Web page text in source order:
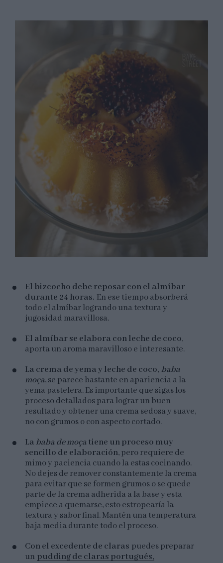
El bizcocho debe reposar con el almíbar
durante 24 horas. En ese tiempo absorberá
todo el almíbar logrando una textura y
jugosidad maravillosa.
El almíbar se elabora con leche de coco,
aporta un aroma maravilloso e interesante.
La crema de yema y leche de coco, baba
moça, se parece bastante en apariencia a la
yema pastelera. Es importante que sigas los
proceso detallados para lograr un buen
resultado y obtener una crema sedosa y suave,
no con grumos o con aspecto cortado.
Lababa de moça tiene un proceso muy
sencillo de elaboración, pero requiere de
mimo y paciencia cuando la estas cocinando.
No dejes de remover constantemente la crema
para evitar que se formen grumos o se quede
parte de la crema adherida a la base y esta
empiece a quemarse, esto estropearía la
textura y sabor final. Mantén una temperatura
baja media durante todo el proceso.
Con el excedente de claras puedes preparar
un pudding de claras portugués,